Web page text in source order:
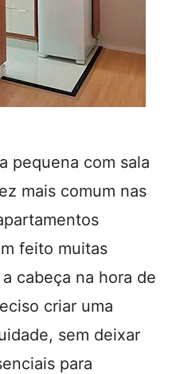
pequena com sala
mais comum nas
feito muitas
cabeça na hora de
criar uma
sem deixar
para